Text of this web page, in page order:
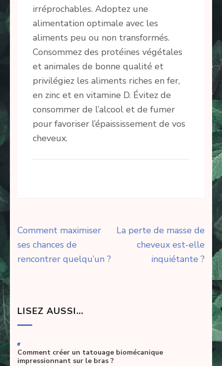
irréprochables. Adoptez une
alimentation optimale avec les
aliments peu ou non transformés.
Consommez des protéines végétales
et animales de bonne qualité et
privilégiez les aliments riches en fer,
en zinc et en vitamine D. Évitez de
consommer de l’alcool et de fumer
pour favoriser l’épaississement de vos
cheveux.
Navigation
de
l’article
Comment maximiser
ses chances de
rencontrer quelqu’un ?
La perte de masse de
cheveux est-elle
inquiétante ?
LISEZ AUSSI…
-
Comment créer un tatouage biomécanique
impressionnant sur le bras ?